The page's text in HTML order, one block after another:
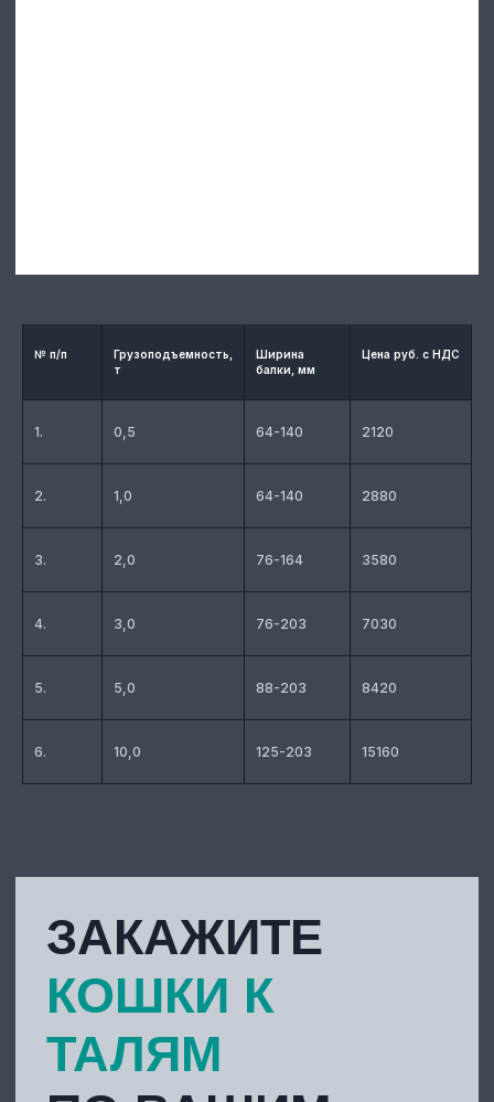
№ п/п
Грузоподъемность,
т
Ширина
балки, мм
Цена руб. с НДС
1. 0,5 64-140 2120
2. 1,0 64-140 2880
3. 2,0 76-164 3580
4. 3,0 76-203 7030
5. 5,0 88-203 8420
6. 10,0 125-203 15160
ЗАКАЖИТЕ
КОШКИ К
ТАЛЯМ
ПО ВАШИМ
ПАРАМЕТРАМ
Оставьте заявку для получения
и рассчета стоимости вашего
заказа
Даю согласие на
обработку персональных
МЕХЗАВОД
ГПО Отправить запрос